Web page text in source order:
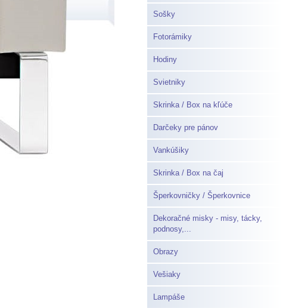
Sošky
Fotorámiky
Hodiny
Svietniky
Skrinka / Box na kľúče
Darčeky pre pánov
Vankúšiky
Skrinka / Box na čaj
Šperkovničky / Šperkovnice
Dekoračné misky - misy, tácky,
podnosy,...
Obrazy
Vešiaky
Lampáše